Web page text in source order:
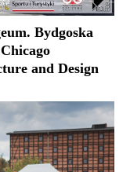
Bydgoska
and Design